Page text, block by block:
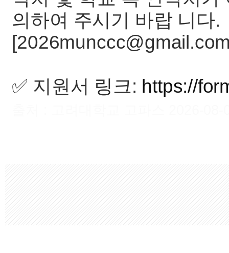
의하여 주시기 바랍 니다.
✅ 지원서 링크: https://